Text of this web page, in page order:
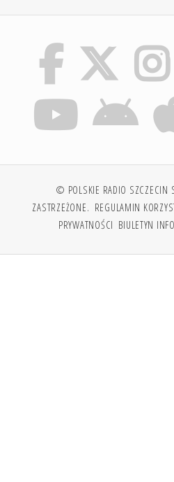
© POLSKIE RADIO SZCZECIN
ZASTRZEŻONE. REGULAMIN
PRYWATNOŚCI BIULETYN